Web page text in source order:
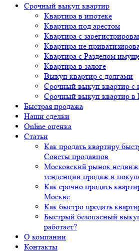
Срочный выкуп квартир
Квартира в ипотеке
Квартира под арестом
Квартира с
Квартира не
Квартира с Разделом
Квартира в залоге
Выкуп квартир с долгами
Срочный выкуп квартир с
Срочный выкуп квартир в
Быстрая продажа
Наши сделки
Online оценка
Статьи
Как продать квартиру
Советы продавцов
Московский рынок
тенденции продаж и
Как срочно продать
Москве
Как быстро продать
Быстрый безопасный
работает?
О компании
Контакты